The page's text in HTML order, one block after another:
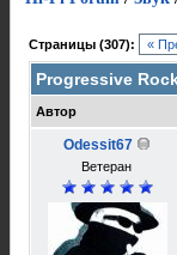
Страницы (307): «
Progressive
Автор
Odessit67
Ветеран